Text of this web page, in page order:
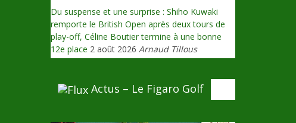
Du suspense et une surprise : Shiho Kuwaki
remporte le British Open après deux tours de
play-off, Céline Boutier termine à une bonne
12e place 2 août 2026 Arnaud Tillous
Actus – Le Figaro Golf